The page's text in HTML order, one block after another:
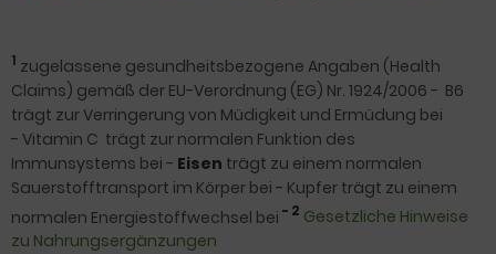
1 zugelassene gesundheitsbezogene Angaben (Health
Claims) gemäß der EU-Verordnung (EG) Nr. 1924/2006 - B6
trägt zur Verringerung von Müdigkeit und Ermüdung bei
- Vitamin C trägt zur normalen Funktion des
Immunsystems bei - Eisen trägt zu einem normalen
Sauerstofftransport im Körper bei - Kupfer trägt zu einem
normalen Energiestoffwechsel bei - 2 Gesetzliche Hinweise
zu Nahrungsergänzungen